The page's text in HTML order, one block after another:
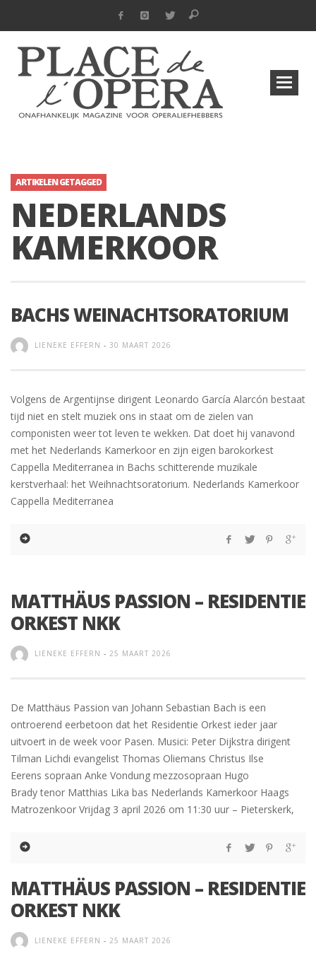
ARTIKELEN GETAGGED
NEDERLANDS
KAMERKOOR
BACHS WEINACHTSORATORIUM
LIENEKE EFFERN - 30 MAART 2026
Volgens de Argentijnse dirigent Leonardo García Alarcón bestaat
tijd niet en stelt muziek ons in staat om de zielen van
componisten weer tot leven te wekken. Dat doet hij vanavond
met het Nederlands Kamerkoor en zijn eigen barokorkest
Cappella Mediterranea in Bachs schitterende muzikale
kerstverhaal: het Weihnachtsoratorium. Nederlands Kamerkoor
Cappella Mediterranea
MATTHÄUS PASSION – RESIDENTIE
ORKEST NKK
LIENEKE EFFERN - 25 MAART 2026
De Matthäus Passion van Johann Sebastian Bach is een
ontroerend eerbetoon dat het Residentie Orkest ieder jaar
uitvoert in de week voor Pasen. Musici: Peter Dijkstra dirigent
Tilman Lichdi evangelist Thomas Oliemans Christus Ilse
Eerens sopraan Anke Vondung mezzosopraan Hugo
Brady tenor Matthias Lika bas Nederlands Kamerkoor Haags
Matrozenkoor Vrijdag 3 april 2026 om 11:30 uur – Pieterskerk,
MATTHÄUS PASSION – RESIDENTIE
ORKEST NKK
LIENEKE EFFERN - 25 MAART 2026